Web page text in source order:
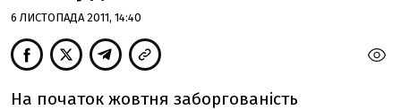
6 ЛИСТОПАДА 2011, 14:40
На початок жовтня заборгованість